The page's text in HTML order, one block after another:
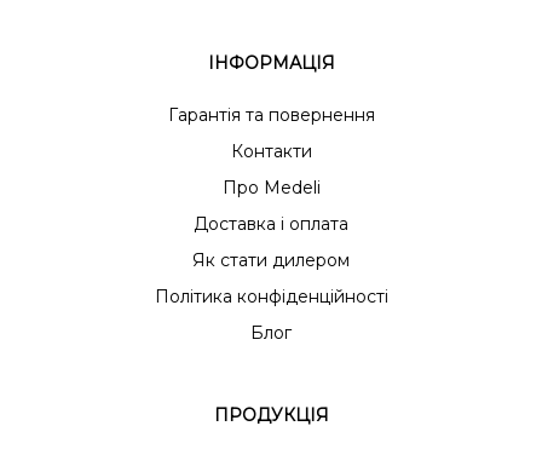
ІНФОРМАЦІЯ
Гарантія та повернення
Контакти
Про Medeli
Доставка і оплата
Як стати дилером
Політика конфіденційності
Блог
ПРОДУКЦІЯ